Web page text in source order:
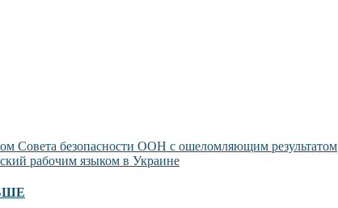
Совета безопасности ООН с ошеломляющим результатом
рабочим языком в Украине